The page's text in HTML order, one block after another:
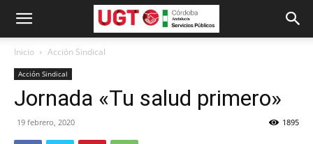
Inicio Acción Sindical
Acción Sindical
Jornada «Tu salud primero»
19 febrero, 2020 1895